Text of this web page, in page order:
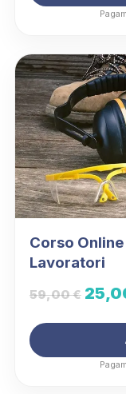
Corso
Lavoratori
59,00€ Il
era: